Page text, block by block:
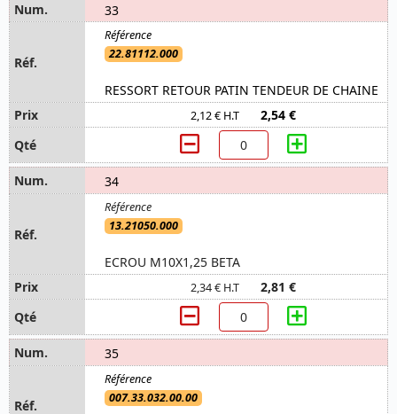
33
22.81112.000
RESSORT RETOUR PATIN TENDEUR DE CHAINE
2,12 € H.T 2,54 €
34
13.21050.000
ECROU M10X1,25 BETA
2,34 € H.T 2,81 €
35
007.33.032.00.00